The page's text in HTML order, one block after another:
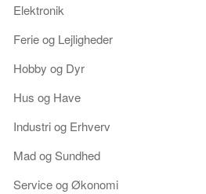
Elektronik
Ferie og Lejligheder
Hobby og Dyr
Hus og Have
Industri og Erhverv
Mad og Sundhed
Service og Økonomi